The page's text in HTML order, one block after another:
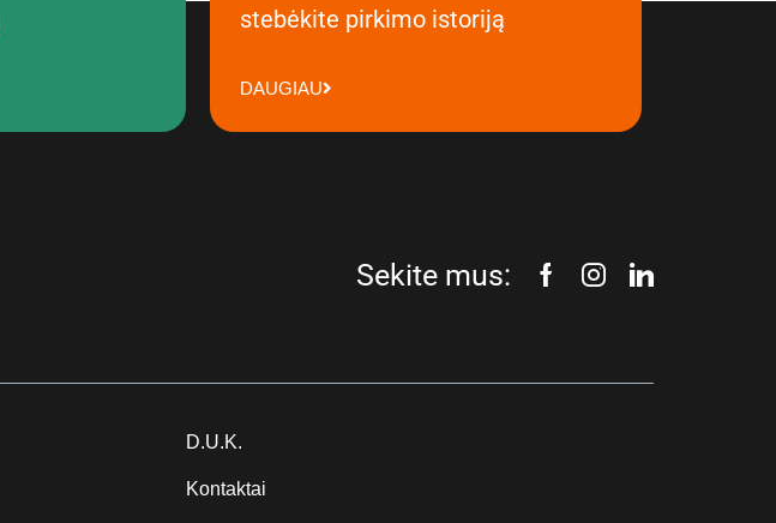
stebėkite pirkimo istoriją
DAUGIAU
Sekite mus:
D.U.K.
Kontaktai